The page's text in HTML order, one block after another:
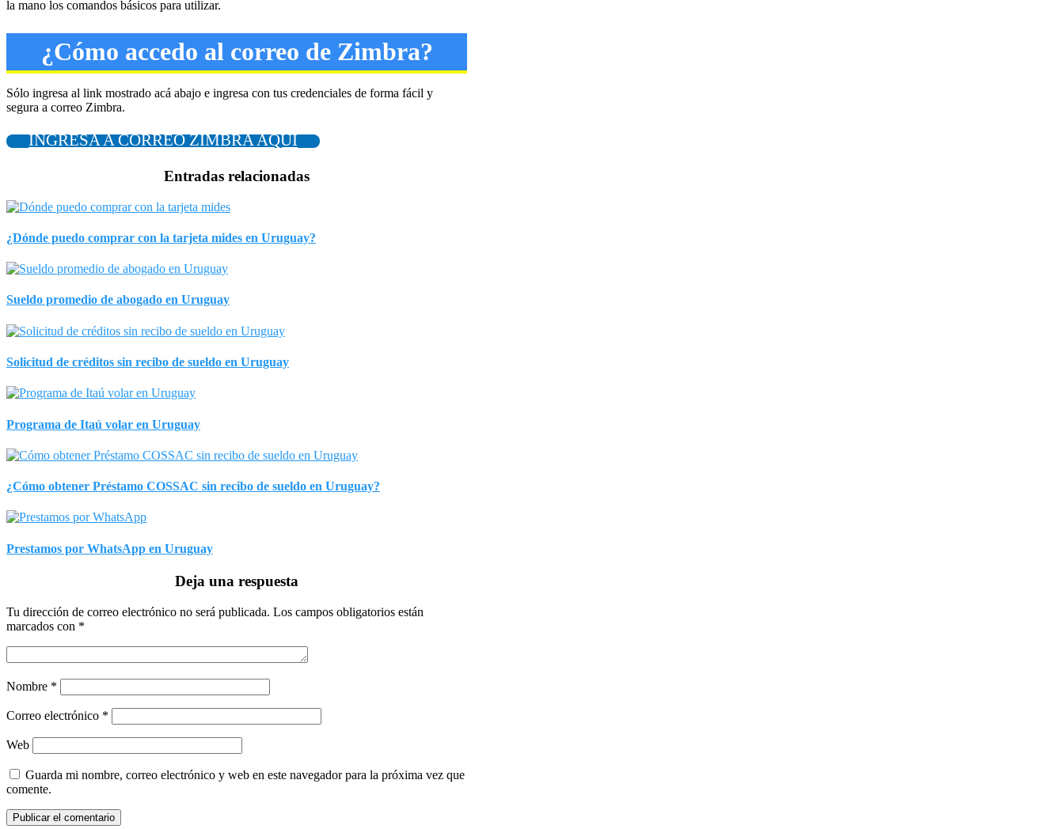
la mano los comandos básicos para utilizar.
¿Cómo accedo al correo de Zimbra?
Sólo ingresa al link mostrado acá abajo e ingresa con tus credenciales de forma fácil y
segura a correo Zimbra.
INGRESA A CORREO ZIMBRA AQUÍ
Entradas relacionadas
¿Dónde puedo comprar con la tarjeta mides en Uruguay?
Sueldo promedio de abogado en Uruguay
Solicitud de créditos sin recibo de sueldo en Uruguay
Programa de Itaú volar en Uruguay
¿Cómo obtener Préstamo COSSAC sin recibo de sueldo en Uruguay?
Prestamos por WhatsApp en Uruguay
Deja una respuesta
Tu dirección de correo electrónico no será publicada. Los campos obligatorios están
marcados con *
Nombre *
Correo electrónico *
Web
Guarda mi nombre, correo electrónico y web en este navegador para la próxima vez que
comente.